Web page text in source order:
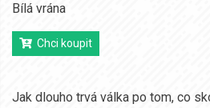
Bílá vrána
Chci koupit
Jak dlouho trvá válka po tom, co